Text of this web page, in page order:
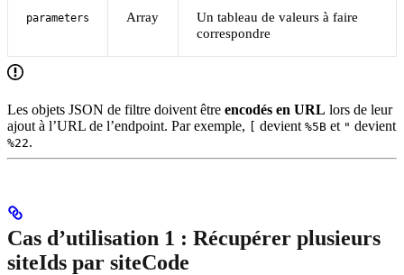
parameters Array
Un tableau de valeurs à faire
correspondre
Les objets JSON de filtre doivent être encodés en URL lors de leur
ajout à l’URL de l’endpoint. Par exemple, [ devient %5B et " devient
%22.
Cas d’utilisation 1 : Récupérer plusieurs
siteIds par siteCode